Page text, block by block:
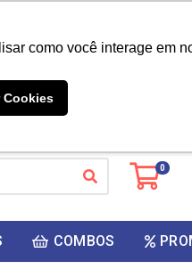
como você interage em
Cookies
0
COMBOS